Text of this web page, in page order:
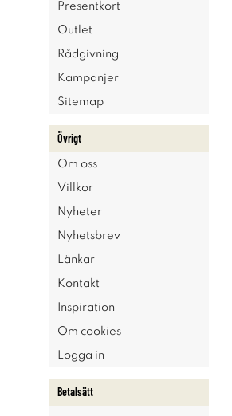
Presentkort
Outlet
Rådgivning
Kampanjer
Sitemap
Övrigt
Om oss
Villkor
Nyheter
Nyhetsbrev
Länkar
Kontakt
Inspiration
Om cookies
Logga in
Betalsätt